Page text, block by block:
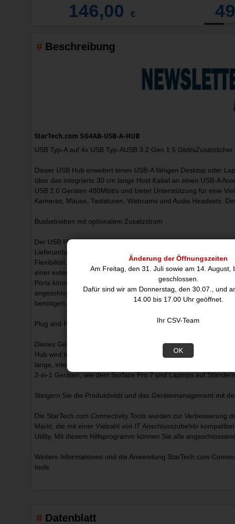
Änderung der Öffnungszeiten
Am Freitag, den 31. Juli sowie am 14. August,
geschlossen.
Dafür sind wir am Donnerstag, den 30.07., und
14.00 bis 17.00 Uhr geöffnet.
Ihr CSV-Team
OK
146,00 €
Beschreibung
StarTech.com 5G4AB-USB-A-HUB
USB Typ-A auf 4x USB Typ-AUSB 3.2 Gen 1 5 Gbit/
Dieser USB Hub erweitert einen USB-A fähigen Desktop oder
über das integrierte 30 cm lange Host Kabel an einen USB-A
USB 2.0 Geräten 480Mbit/s und bietet Unterstützung für eine
Kameras, Mäuse, Tastaturen, Webcams und Audio Headsets.
Busbetrieben mit optionalem Zusatzstrom
Der USB Hub kann vollständig Busbetrieben werden, verfügt
Lieferumfang enthalten angeschlossen werden kann und bis zu
Flexibilität ist ideal für Anwendungen, bei denen zusätzlicher
einer externen SSD, während die anderen Anschlüsse für den
Ports können jeweils bis zu 4,5 W Strom an die
angeschlossenen Host Geräts verfügt der USB Hub über einen
benötigen, als ihnen sicher zugewiesen ist.
Plug and Play
Dieses Gerät ist betriebssystemunabhängig und unterstützt alle
Hub wird beim Anschluss an einen Host Computer, wie Lenovo
lange, integrierte 30 cm lange USB-A Host Kabel ermöglicht
2-in-1 Geräten, wie dem Surface Pro 7 und Laptops auf
Steigern Sie die Produktivität und das Gerätemanagement mit
Die StarTech.com Connectivity Tools wurden zur Verbesserung
Markt, die mit einer Vielzahl von IT Anschlusszubehör
Utility. Mit diesem Hilfsprogramm können Sie alle
Weitere Informationen und die Anwendung StarTech.com
tools
Datenblatt